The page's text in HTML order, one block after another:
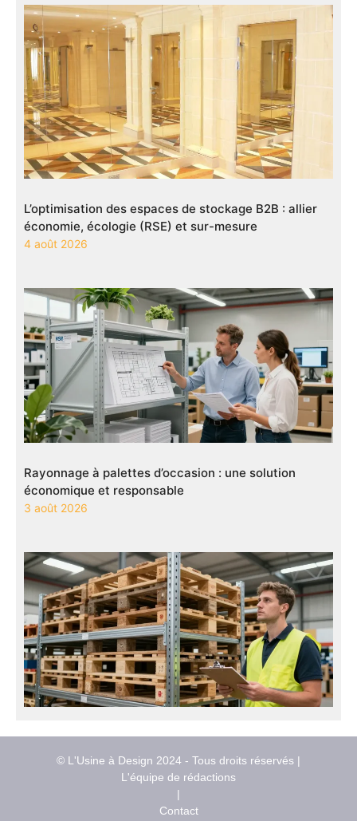
L’optimisation des espaces de stockage B2B : allier
économie, écologie (RSE) et sur-mesure
4 août 2026
Rayonnage à palettes d’occasion : une solution
économique et responsable
3 août 2026
© L'Usine à Design 2024 - Tous droits réservés |
L'équipe de rédactions
|
Contact